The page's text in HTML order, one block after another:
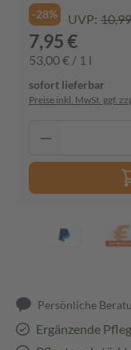
-28% UVP:
7,95 €
53,00 € / 1 l
sofort lieferbar
Preise inkl. MwSt. ggf.
Persönliche
Ergänzende